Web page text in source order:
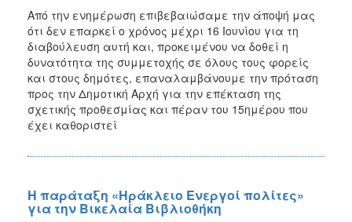
Από την ενημέρωση επιβεβαιώσαμε την άποψή μας
ότι δεν επαρκεί ο χρόνος μέχρι 16 Ιουνίου για τη
διαβούλευση αυτή και, προκειμένου να δοθεί η
δυνατότητα της συμμετοχής σε όλους τους φορείς
και στους δημότες, επαναλαμβάνουμε την πρόταση
προς την Δημοτική Αρχή για την επέκταση της
σχετικής προθεσμίας και πέραν του 15ημέρου που
έχει καθοριστεί
Η παράταξη «Ηράκλειο Ενεργοί πολίτες»
για την Βικελαία Βιβλιοθήκη